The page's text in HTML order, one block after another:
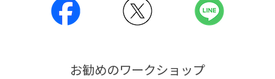
お勧めのワークショップ